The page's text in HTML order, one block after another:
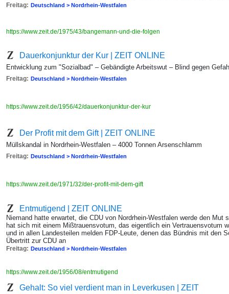
Freitag: Deutschland > Nordrhein-Westfalen
https://www.zeit.de/1975/43/bangemann-und-die-folgen
Dauerkonjunktur der Kur | ZEIT ONLINE
Entwicklung zum "Sozialbad" – Gebändigte Arbeitswut – Blind gegen
Freitag: Deutschland > Nordrhein-Westfalen
https://www.zeit.de/1956/42/dauerkonjunktur-der-kur
Der Profit mit dem Gift | ZEIT ONLINE
Müllskandal in Nordrhein-Westfalen – 4000 Tonnen Arsenschlamm
Freitag: Deutschland > Nordrhein-Westfalen
https://www.zeit.de/1971/32/der-profit-mit-dem-gift
Entmutigend | ZEIT ONLINE
Niemand hatte erwartet, die CDU von Nordrhein-Westfalen werde den Mut
hat sich mit einem Mißtrauensvotum, das eigentlich ein Vertrauensvotum
und in allen Landesteilen melden FDP-Leute, denen das Bündnis mit den
Übertritt zur CDU an
Freitag: Deutschland > Nordrhein-Westfalen
https://www.zeit.de/1956/08/entmutigend
Gehalt: So viel verdient man in Leverkusen | ZEIT